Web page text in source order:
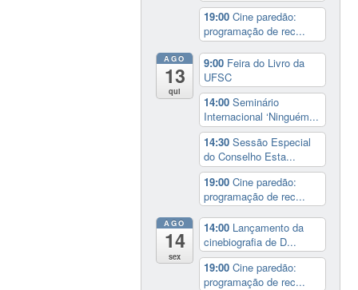
19:00Cine paredão:
programação de rec...
AGO
13
qui
9:00 Feira do Livro da
UFSC
14:00Seminário
Internacional ‘Ninguém...
14:30Sessão Especial
do Conselho Esta...
19:00Cine paredão:
programação de rec...
AGO
14
sex
14:00 Lançamento da
cinebiografia de D...
19:00Cine paredão:
programação de rec...